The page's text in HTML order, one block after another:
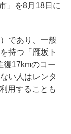
」を8月18日に
であり、一般
持つ「雁坂ト
復17kmのコー
い人はレンタ
用することも